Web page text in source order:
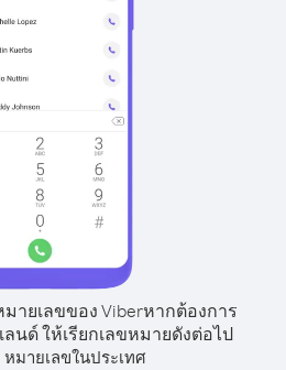
ายเลขของ Viberหากต้องการ
นด์ ให้เรียกเลขหมายดังต่อไป
หมายเลขในประเทศ